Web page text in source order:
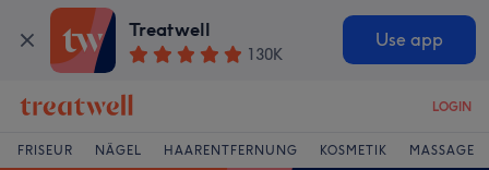
Treatwell
130K
Use app
LOGIN
FRISEUR NÄGEL HAARENTFERNUNG KOSMETIK MASSAGE